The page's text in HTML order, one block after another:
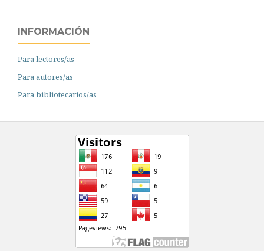
INFORMACIÓN
Para lectores/as
Para autores/as
Para bibliotecarios/as